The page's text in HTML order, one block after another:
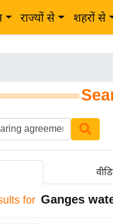
राज्यों से शहरों से
for Ganges